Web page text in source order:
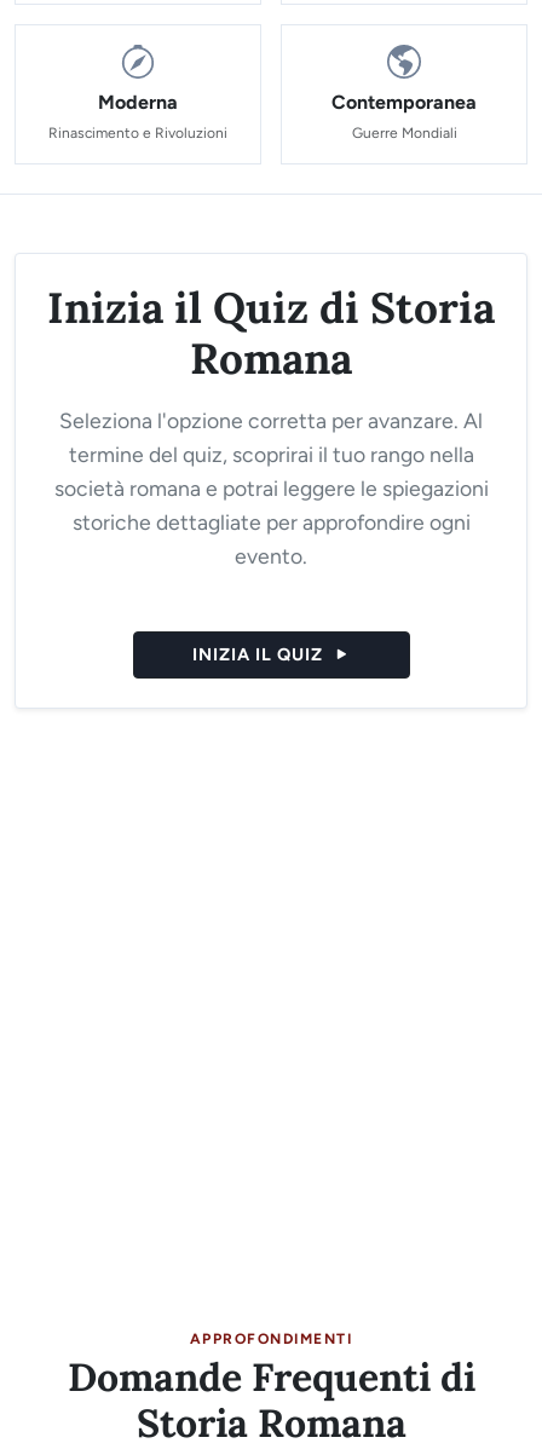
Moderna
Rinascimento e Rivoluzioni
Contemporanea
Guerre Mondiali
Inizia il Quiz di Storia
Romana
Seleziona l'opzione corretta per avanzare. Al
termine del quiz, scoprirai il tuo rango nella
società romana e potrai leggere le spiegazioni
storiche dettagliate per approfondire ogni
evento.
INIZIA IL QUIZ
APPROFONDIMENTI
Domande Frequenti di
Storia Romana